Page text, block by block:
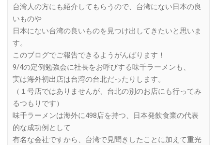
台湾人の方にも紹介してもらうので、台湾にない日本の良
いものや
日本にない台湾の良いものを見つけ出してきたいと思いま
す。
このブログでご報告できるようがんばります！
9/4の定例勉強会に社長をお呼びする味千ラーメンも、
実は海外初出店は台湾の台北だったりします。
（１号店ではありませんが、台北の別のお店にも行ってみ
るつもりです）
味千ラーメンは海外に498店を持つ、日本発飲食業の代表
的な成功例として
有名な会社ですから、台湾で見聞きしたことに加えて重光